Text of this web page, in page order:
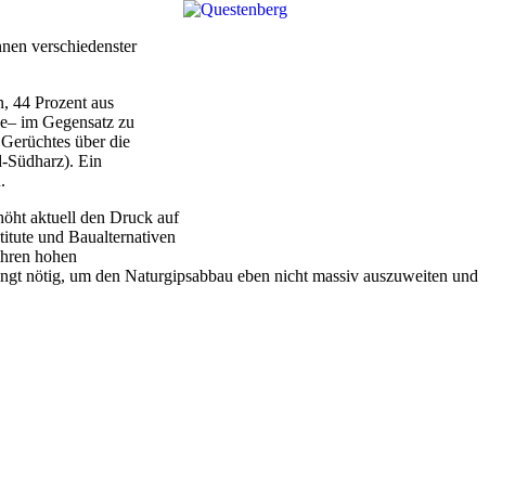
verschiedenster
44 Prozent aus
im Gegensatz zu
über die
Südharz). Ein
aktuell den Druck auf
und Baualternativen
hohen
nötig, um den Naturgipsabbau eben nicht massiv auszuweiten und